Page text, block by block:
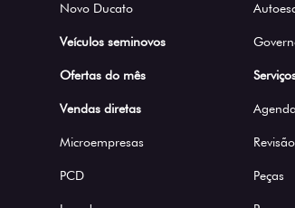
Novo Ducato
Veículos seminovos
Ofertas do mês
Vendas diretas
Microempresas
PCD Peças